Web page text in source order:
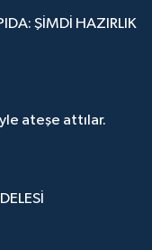
ŞİMDİ HAZIRLIK
ateşe attılar.